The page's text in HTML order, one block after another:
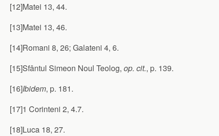
[12]Matei 13, 44.
[13]Matei 13, 46.
[14]Romani 8, 26; Galateni 4, 6.
[15]Sfântul Simeon Noul Teolog, op. cit., p. 139.
[16]Ibidem, p. 181.
[17]1 Corinteni 2, 4.7.
[18]Luca 18, 27.